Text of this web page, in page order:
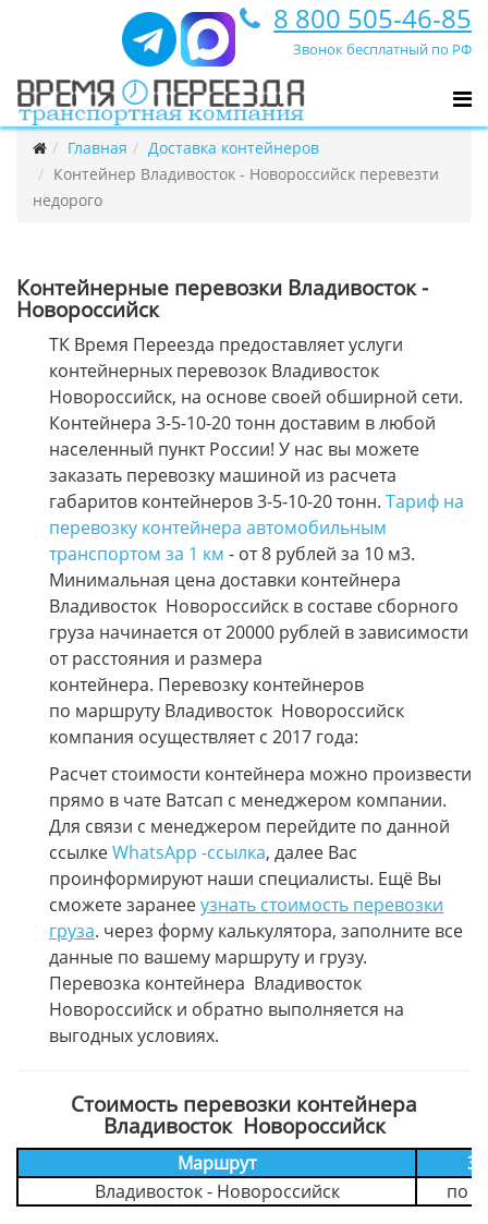
8 800 505-46-85
Звонок бесплатный по РФ
Главная
Доставка контейнеров
Контейнер Владивосток - Новороссийск перевезти
недорого
Контейнерные перевозки Владивосток -
Новороссийск
ТК Время Переезда предоставляет услуги
контейнерных перевозок Владивосток
Новороссийск, на основе своей обширной сети.
Контейнера 3-5-10-20 тонн доставим в любой
населенный пункт России! У нас вы можете
заказать перевозку машиной из расчета
габаритов контейнеров 3-5-10-20 тонн. Тариф на
перевозку контейнера автомобильным
транспортом за 1 км - от 8 рублей за 10 м3.
Минимальная цена доставки контейнера
Владивосток Новороссийск в составе сборного
груза начинается от 20000 рублей в зависимости
от расстояния и размера
контейнера. Перевозку контейнеров
по маршруту Владивосток Новороссийск
компания осуществляет с 2017 года:
Расчет стоимости контейнера можно произвести
прямо в чате Ватсап с менеджером компании.
Для связи с менеджером перейдите по данной
ссылкеWhatsApp -ссылка, далее Вас
проинформируют наши специалисты. Ещё Вы
сможете заранееузнать стоимость перевозки
груза. через форму калькулятора, заполните все
данные по вашему маршруту и грузу.
Перевозка контейнера Владивосток
Новороссийск и обратно выполняется на
выгодных условиях.
Стоимость перевозки контейнера
Владивосток Новороссийск
Маршрут
3
Владивосток - Новороссийск
по